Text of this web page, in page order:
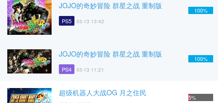
JOJO的奇妙冒险 群星之战 重制版
PS5 03-13 13:42
100%
JOJO的奇妙冒险 群星之战 重制版
PS4 03-13 11:21
100%
超级机器人大战OG 月之住民 5%